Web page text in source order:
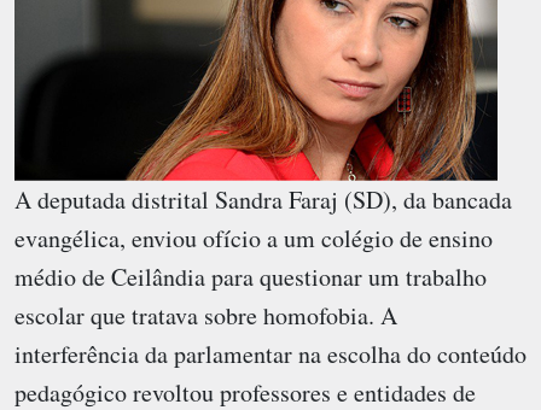
A deputada distrital Sandra Faraj (SD), da bancada
evangélica, enviou ofício a um colégio de ensino
médio de Ceilândia para questionar um trabalho
escolar que tratava sobre homofobia. A
interferência da parlamentar na escolha do conteúdo
pedagógico revoltou professores e entidades de